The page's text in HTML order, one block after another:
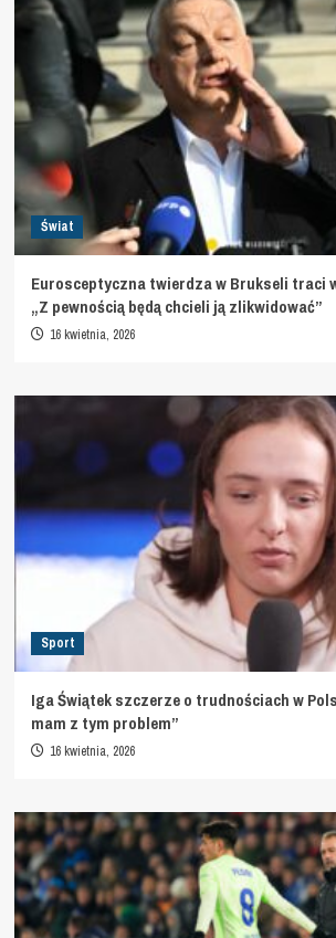
Świat
Eurosceptyczna twierdza w Brukseli traci
„Z pewnością będą chcieli ją zlikwidować”
16 kwietnia, 2026
Sport
Iga Świątek szczerze o trudnościach w
mam z tym problem”
16 kwietnia, 2026